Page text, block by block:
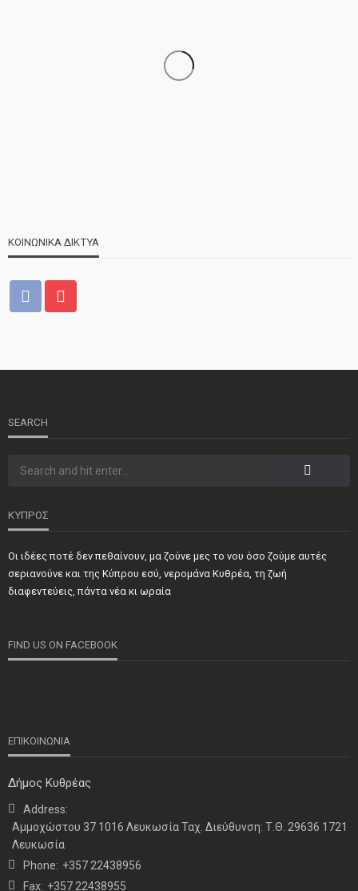
ΣΗΜΑΝΤΙΚΑ ΤΕΛΕΥΤΑΙΑ ΝΕΑ
Τιμήθηκαν και φέτος προσωπικότητες και φορείς των
ΝΕΑ ΤΕΛΕΥΤΑΙΑ ΝΕΑ
Η παρουσία μας στο 41ο Συνέδριο της ΠΣΕΚΑ στην
Ουάσινγκτον
ΚΟΙΝΩΝΙΚΑ ΔΙΚΤΥΑ
SEARCH
ΚΥΠΡΟΣ
Οι ιδέες ποτέ δεν πεθαίνουν, μα ζούνε μες το νου όσο ζούμε αυτές
σεριανούνε και της Κύπρου εσύ, νερομάνα Κυθρέα, τη ζωή
διαφεντεύεις, πάντα νέα κι ωραία
FIND US ON FACEBOOK
ΕΠΙΚΟΙΝΩΝΙΑ
Δήμος Κυθρέας
Address:
Αμμοχώστου 37 1016 Λευκωσία Ταχ. Διεύθυνση: Τ.Θ. 29636 1721
Λευκωσία
Phone: +357 22438956
Fax: +357 22438955